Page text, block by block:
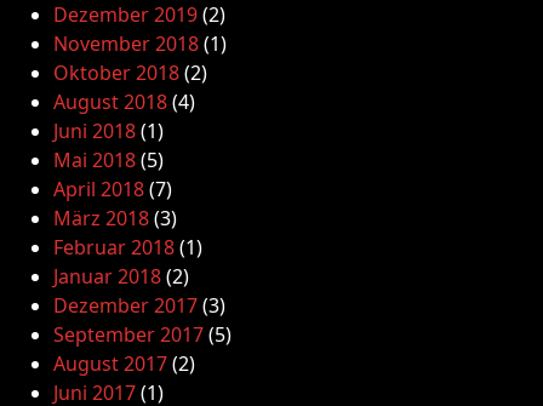
Dezember 2019(2)
November 2018(1)
Oktober 2018(2)
August 2018(4)
Juni 2018(1)
Mai 2018(5)
April 2018(7)
März 2018(3)
Februar 2018(1)
Januar 2018(2)
Dezember 2017(3)
September 2017(5)
August 2017(2)
Juni 2017(1)